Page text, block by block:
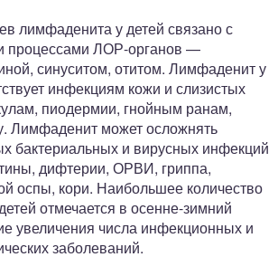
лимфаденита у детей связано с
процессами ЛОР-органов —
синуситом, отитом. Лимфаденит у
инфекциям кожи и слизистых
пиодермии, гнойным ранам,
Лимфаденит может осложнять
бактериальных и вирусных инфекций
дифтерии, ОРВИ, гриппа,
оспы, кори. Наибольшее количество
отмечается в осенне-зимний
увеличения числа инфекционных и
заболеваний.